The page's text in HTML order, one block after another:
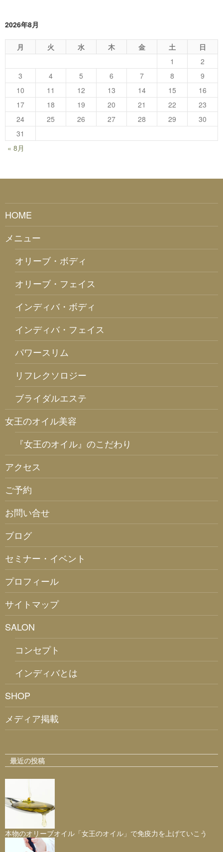
2026年8月
月 火 水 木 金 土
日
1
2
3
4 5 6 7 8
9
10
11 12 13 14 15
16
17
18 19 20 21 22
23
24
25 26 27 28 29
30
31
« 8月
HOME
メニュー
オリーブ・ボディ
オリーブ・フェイス
インディバ・ボディ
インディバ・フェイス
パワースリム
リフレクソロジー
ブライダルエステ
女王のオイル美容
『女王のオイル』のこだわり
アクセス
ご予約
お問い合せ
ブログ
セミナー・イベント
プロフィール
サイトマップ
SALON
コンセプト
インディバとは
SHOP
メディア掲載
最近の投稿
本物のオリーブオイル「女王のオイル」で免疫力を上げていこう